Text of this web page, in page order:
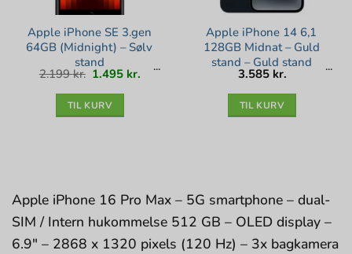
Apple iPhone SE 3.gen
64GB (Midnight) – Sølv
stand
2.199kr. Den
oprindelige
pris
1.495 kr. Den
TIL KURV
Apple iPhone 14 6,1
128GB Midnat – Guld
stand – Guld stand
3.585 kr.
TIL KURV
Apple iPhone 16 Pro Max – 5G smartphone – dual-
SIM / Intern hukommelse 512 GB – OLED display –
6.9″ – 2868 x 1320 pixels (120 Hz) – 3x bagkamera